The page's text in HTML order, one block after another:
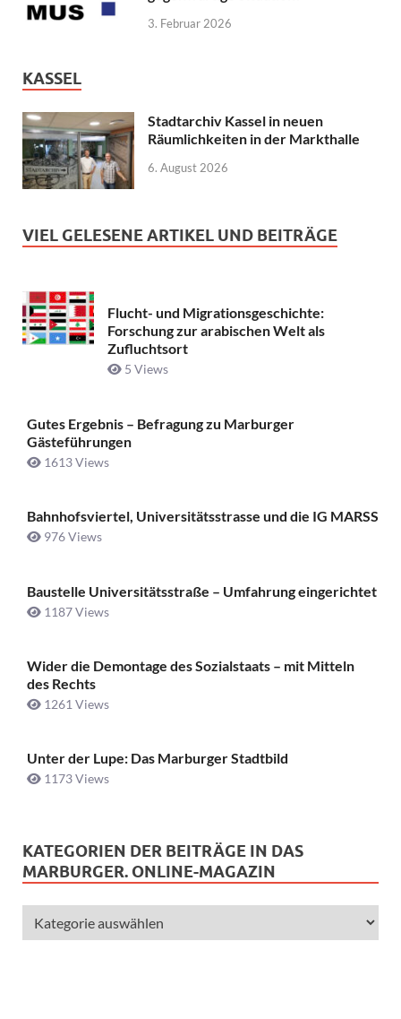
3. Februar 2026
KASSEL
Stadtarchiv Kassel in neuen
Räumlichkeiten in der Markthalle
6. August 2026
VIEL GELESENE ARTIKEL UND BEITRÄGE
Flucht- und Migrationsgeschichte:
Forschung zur arabischen Welt als
Zufluchtsort
5 Views
Gutes Ergebnis – Befragung zu Marburger
Gästeführungen
1613 Views
Bahnhofsviertel, Universitätsstrasse und die IG MARSS
976 Views
Baustelle Universitätsstraße ­– Umfahrung eingerichtet
1187 Views
Wider die Demontage des Sozialstaats – mit Mitteln
des Rechts
1261 Views
Unter der Lupe: Das Marburger Stadtbild
1173 Views
KATEGORIEN DER BEITRÄGE IN DAS
MARBURGER. ONLINE-MAGAZIN